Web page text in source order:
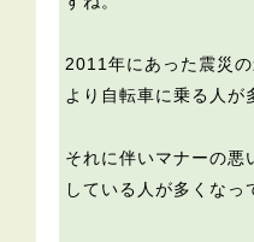
2011年にあった震災
より自転車に乗る人が
それに伴いマナーの悪
している人が多くなっ